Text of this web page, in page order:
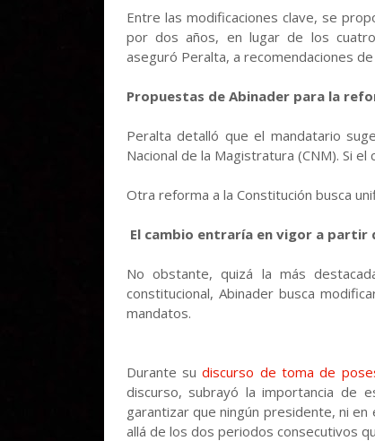
Entre las modificaciones clave, se
por dos años, en lugar de los
aseguró Peralta, a recomendaciones
Propuestas de Abinader para la
Peralta detalló que el mandatario
Nacional de la Magistratura (CNM). Si
Otra reforma a la Constitución busca
El cambio entraría en vigor a partir
No obstante, quizá la más
constitucional, Abinader busca
mandatos.
Durante sudiscurso de toma de
discurso, subrayó la importancia de
garantizar que ningún presidente, ni
allá de los dos periodos consecutivos